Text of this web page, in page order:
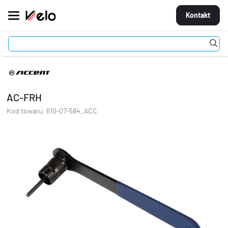
Kontakt
CZĘŚCI
OGUMIENIE
Akcesoria Narzędzia Klucze do trybu AC-FRH
AC-FRH
Kod towaru: 610-07-584_ACC